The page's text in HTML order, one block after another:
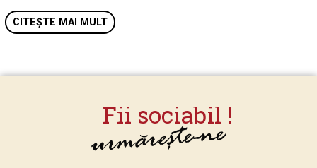
CITEȘTE MAI MULT